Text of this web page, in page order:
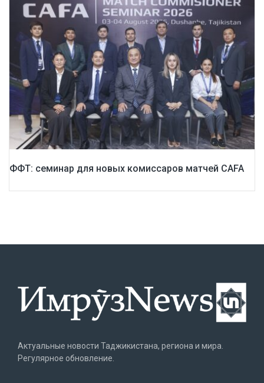
ФФТ: семинар для новых комиссаров матчей CAFA
Актуальные новости Таджикистана, региона и мира.
Регулярное обновление.